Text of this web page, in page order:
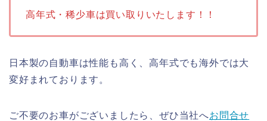
高年式・稀少車は買い取りいたします！！
日本製の自動車は性能も高く、高年式でも海外では大
変好まれております。
ご不要のお車がございましたら、ぜひ当社へお問合せ